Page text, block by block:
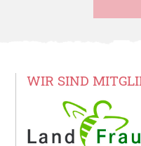
WIR SIND